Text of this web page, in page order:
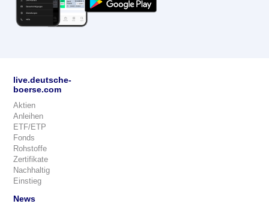
live.deutsche-
boerse.com
Aktien
Anleihen
ETF/ETP
Fonds
Rohstoffe
Zertifikate
Nachhaltig
Einstieg
News